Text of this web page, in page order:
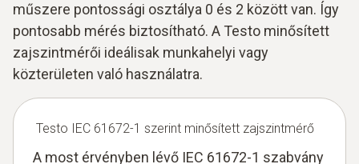
műszere pontossági osztálya 0 és 2 között van. Így
pontosabb mérés biztosítható. A Testo minősített
zajszintmérői ideálisak munkahelyi vagy
közterületen való használatra.
Testo IEC 61672-1 szerint minősített zajszintmérő
A most érvényben lévő IEC 61672-1 szabvány